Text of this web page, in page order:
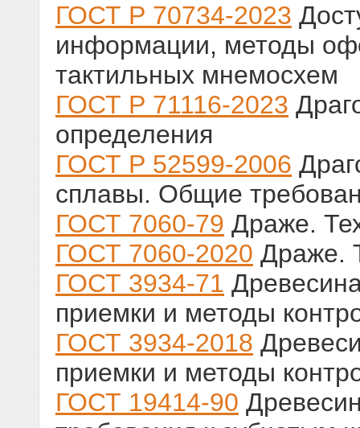
ГОСТ Р 70734-2023
информации, методы
тактильных мнемосхем
ГОСТ Р 71116-2023
определения
ГОСТ Р 52599-2006
сплавы. Общие
ГОСТ 7060-79 Драже.
ГОСТ 7060-2020 Драже.
ГОСТ 3934-71
приемки и методы
ГОСТ 3934-2018
приемки и методы
ГОСТ 19414-90